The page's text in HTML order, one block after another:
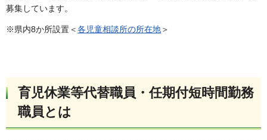
募集しています。
※県内8か所設置＜各児童相談所の所在地＞
育児休業等代替職員・任期付短時間勤務
職員とは